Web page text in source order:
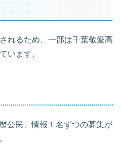
れるため、一部は千葉敬愛高
います。
公民、情報１名ずつの募集が